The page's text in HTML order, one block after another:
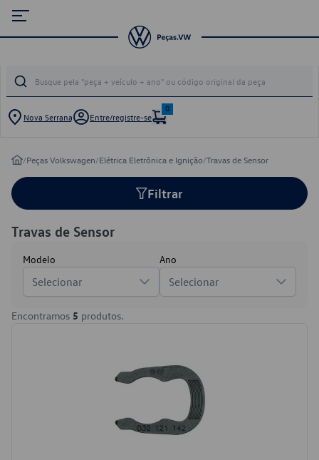
Nova Serrana Entre/registre-se
0
/Peças Volkswagen/Elétrica Eletrônica e Ignição/Travas de Sensor
Filtrar
Travas de Sensor
Modelo
Selecionar
Ano
Selecionar
Encontramos 5 produtos.